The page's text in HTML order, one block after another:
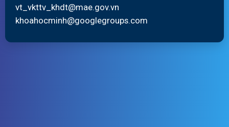
vt_vkttv_khdt@mae.gov.vn
khoahocminh@googlegroups.com